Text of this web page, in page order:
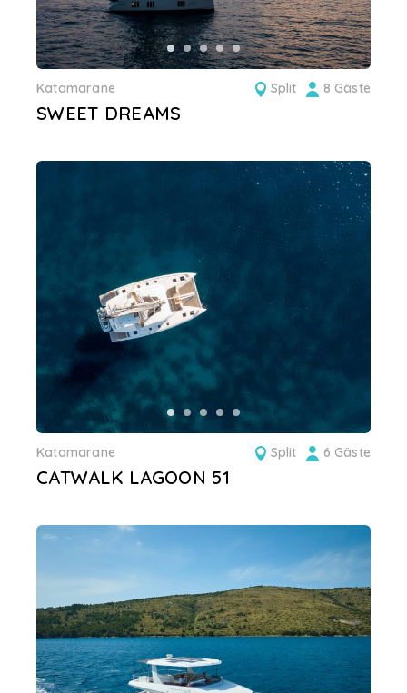
Katamarane 8 Gäste
Split
SWEET DREAMS
Katamarane 6 Gäste
Split
CATWALK LAGOON 51